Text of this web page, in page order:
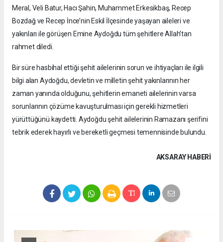
Meral, Veli Batur, Hacı Şahin, Muhammet Erkesikbaş, Recep
Bozdağ ve Recep İnce’nin Eskil İlçesinde yaşayan aileleri ve
yakınları ile görüşen Emine Aydoğdu tüm şehitlere Allah’tan
rahmet diledi.
Bir süre hasbihal ettiği şehit ailelerinin sorun ve ihtiyaçları ile ilgili
bilgi alan Aydoğdu, devletin ve milletin şehit yakınlarının her
zaman yanında olduğunu, şehitlerin emaneti ailelerinin varsa
sorunlarının çözüme kavuşturulması için gerekli hizmetleri
yürüttüğünü kaydetti. Aydoğdu şehit ailelerinin Ramazanı şerifini
tebrik ederek hayırlı ve bereketli geçmesi temennisinde bulundu.
AKSARAY HABERİ